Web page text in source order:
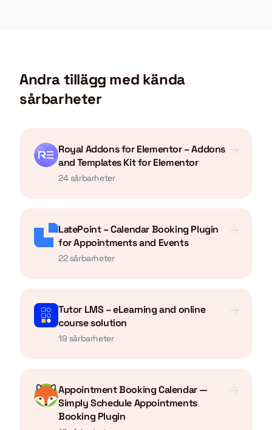
Andra tillägg med kända
sårbarheter
Royal Addons for Elementor – Addons
and Templates Kit for Elementor
24 sårbarheter
LatePoint – Calendar Booking Plugin
for Appointments and Events
22 sårbarheter
Tutor LMS – eLearning and online
course solution
19 sårbarheter
Appointment Booking Calendar —
Simply Schedule Appointments
Booking Plugin